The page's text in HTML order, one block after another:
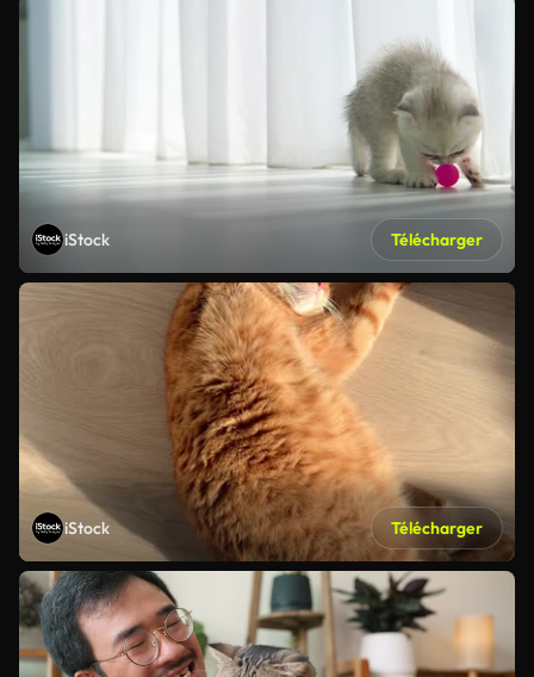
iStock Télécharger
iStock Télécharger